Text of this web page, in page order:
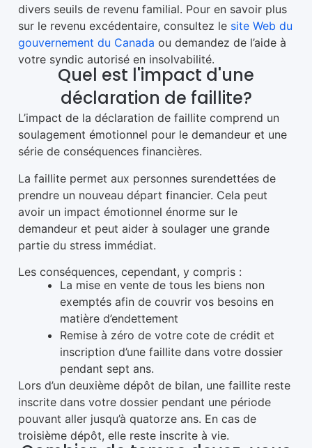
divers seuils de revenu familial. Pour en savoir plus
sur le revenu excédentaire, consultez le site Web du
gouvernement du Canada ou demandez de l’aide à
votre syndic autorisé en insolvabilité.
Quel est l'impact d'une
déclaration de faillite?
L’impact de la déclaration de faillite comprend un
soulagement émotionnel pour le demandeur et une
série de conséquences financières.
La faillite permet aux personnes surendettées de
prendre un nouveau départ financier. Cela peut
avoir un impact émotionnel énorme sur le
demandeur et peut aider à soulager une grande
partie du stress immédiat.
Les conséquences, cependant, y compris :
La mise en vente de tous les biens non
exemptés afin de couvrir vos besoins en
matière d’endettement
Remise à zéro de votre cote de crédit et
inscription d’une faillite dans votre dossier
pendant sept ans.
Lors d’un deuxième dépôt de bilan, une faillite reste
inscrite dans votre dossier pendant une période
pouvant aller jusqu’à quatorze ans. En cas de
troisième dépôt, elle reste inscrite à vie.